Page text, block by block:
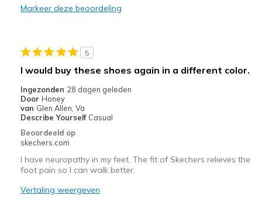
Beste toepassingen
Going Out
Sizing
Feels true to size
Markeer deze beoordeling
5
I would buy these shoes again in a different color.
Ingezonden 28 dagen geleden
Door Honey
van Glen Allen, Va
Describe Yourself Casual
Beoordeeld op
skechers.com
I have neuropathy in my feet. The fit of Skechers relieves the
foot pain so I can walk better.
Vertaling weergeven